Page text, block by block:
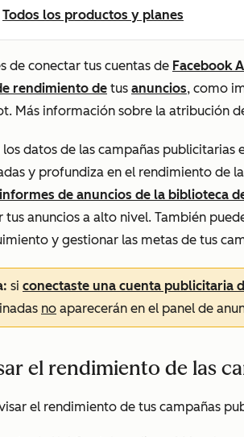
Todos los productos y planes
de conectar tus cuentas de Facebook
rendimiento de tus anuncios, como
Más información sobre la atribución
los datos de las campañas publicitarias
y profundiza en el rendimiento de
de anuncios de la biblioteca
tus anuncios a alto nivel. También
y gestionar las metas de tus
si conectaste una cuenta publicitaria
no aparecerán en el panel de
el rendimiento de las
el rendimiento de tus campañas